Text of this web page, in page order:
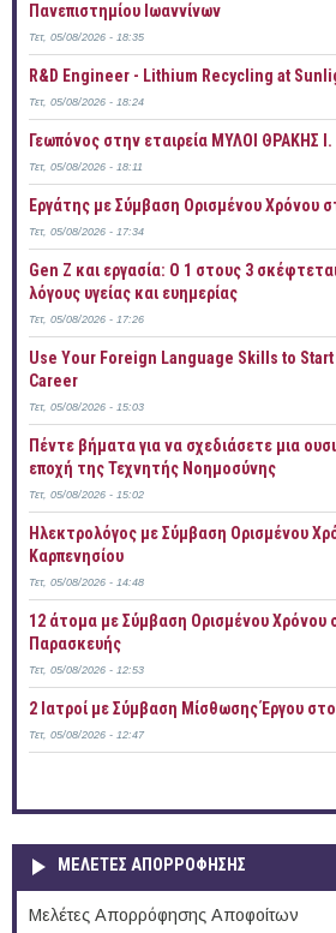
Πανεπιστημίου Ιωαννίνων
Τετ, 05/08/2026 - 18:35
R&D Engineer - Lithium Recycling at
Τετ, 05/08/2026 - 18:24
Γεωπόνος στην εταιρεία ΜΥΛΟΙ ΘΡΑΚΗΣ
Τετ, 05/08/2026 - 18:11
Εργάτης με Σύμβαση Ορισμένου Χρόνου
Τετ, 05/08/2026 - 17:34
Gen Z και εργασία: Ο 1 στους 3
λόγους υγείας και ευημερίας
Τετ, 05/08/2026 - 17:26
Use Your Foreign Language Skills to Start
Career
Τετ, 05/08/2026 - 15:03
Πέντε βήματα για να σχεδιάσετε μια
εποχή της Τεχνητής Νοημοσύνης
Τετ, 05/08/2026 - 15:02
Ηλεκτρολόγος με Σύμβαση Ορισμένου
Καρπενησίου
Τετ, 05/08/2026 - 14:48
12 άτομα με Σύμβαση Ορισμένου Χρόνου
Παρασκευής
Τετ, 05/08/2026 - 12:53
2 Ιατροί με Σύμβαση Μίσθωσης Έργου
Τετ, 05/08/2026 - 12:47
ΜΕΛΕΤΕΣ ΑΠΟΡΡΟΦΗΣΗΣ
Μελέτες Απορρόφησης Αποφοίτων